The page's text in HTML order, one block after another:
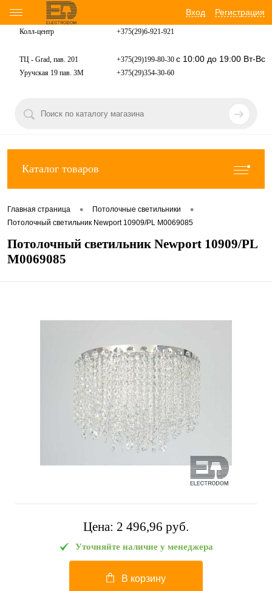
Вход Регистрация
Колл-центр +375(29)6-921-921
ТЦ - Grad, пав. 201 +375(29)199-80-30 с 10:00 до 19:00 Вт-Вс
Уручская 19 пав. 3М +375(29)354-30-60
Каталог товаров
Главная страница • Потолочные светильники •
Потолочный светильник Newport 10909/PL М0069085
Потолочный светильник Newport 10909/PL
М0069085
Цена: 2 496,96 pуб.
Уточняйте наличие у менеджера
В корзину